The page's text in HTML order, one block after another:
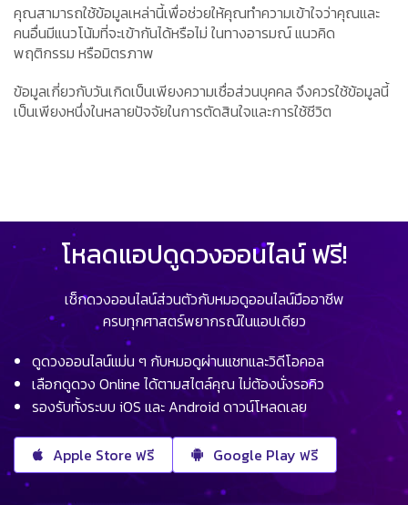
คุณสามารถใช้ข้อมูลเหล่านี้เพื่อช่วยให้คุณทำความเข้าใจว่าคุณและ
คนอื่นมีแนวโน้มที่จะเข้ากันได้หรือไม่ ในทางอารมณ์ แนวคิด
พฤติกรรม หรือมิตรภาพ
ข้อมูลเกี่ยวกับวันเกิดเป็นเพียงความเชื่อส่วนบุคคล จึงควรใช้ข้อมูลนี้
เป็นเพียงหนึ่งในหลายปัจจัยในการตัดสินใจและการใช้ชีวิต
โหลดแอปดูดวงออนไลน์ ฟรี!
เช็กดวงออนไลน์ส่วนตัวกับหมอดูออนไลน์มืออาชีพ
ครบทุกศาสตร์พยากรณ์ในแอปเดียว
ดูดวงออนไลน์แม่น ๆ กับหมอดูผ่านแชทและวิดีโอคอล
เลือกดูดวง Online ได้ตามสไตล์คุณ ไม่ต้องนั่งรอคิว
รองรับทั้งระบบ iOS และ Android ดาวน์โหลดเลย
Apple Store ฟรี Google Play ฟรี